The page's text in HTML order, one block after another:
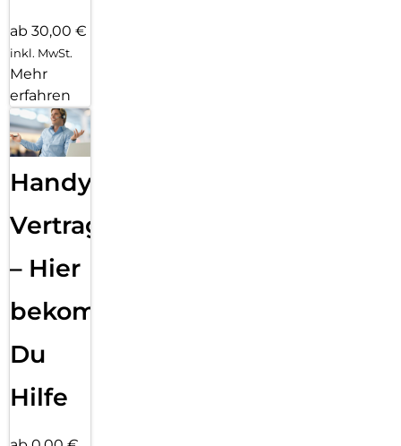
ab 30,00 €
inkl. MwSt.
Mehr
erfahren
Handy
Vertragsabwicklung
– Hier
bekommst
Du
Hilfe